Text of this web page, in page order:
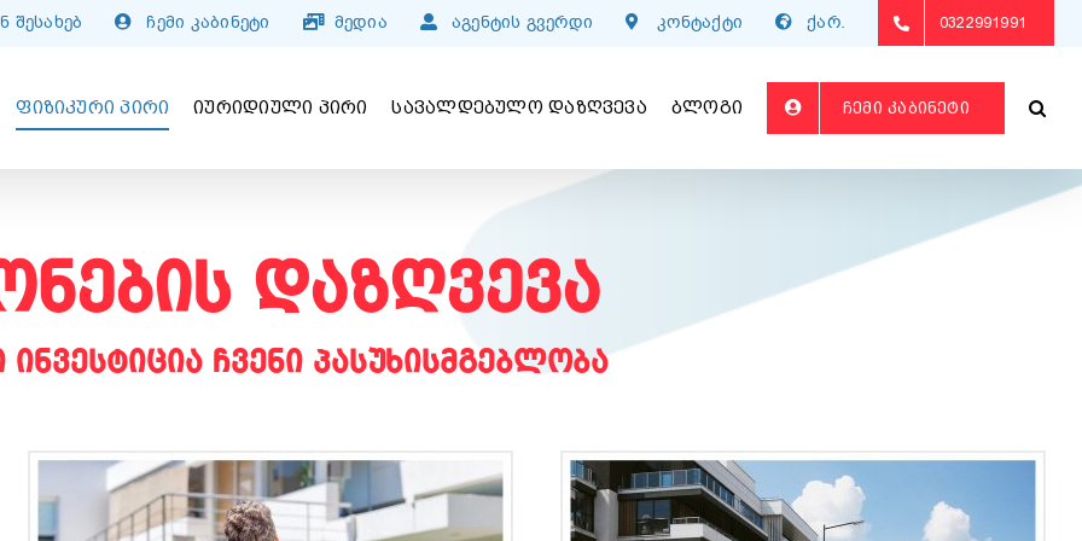
შესახებ ჩემი კაბინეტი მედია აგენტის გვერდი კონტაქტი ქარ. 0322991991
ᲤᲘᲖᲘᲙᲣᲠᲘ ᲞᲘᲠᲘ ᲘᲣᲠᲘᲓᲘᲣᲚᲘ ᲞᲘᲠᲘ ᲡᲐᲕᲐᲚᲓᲔᲑᲣᲚᲝ ᲓᲐᲖᲦᲕᲔᲕᲐ ᲑᲚᲝᲒᲘ ᲩᲔᲛᲘ ᲙᲐᲑᲘᲜᲔᲢᲘ
დაზღვევა
ინვესტიცია ჩვენი პასუხისმგებლობა